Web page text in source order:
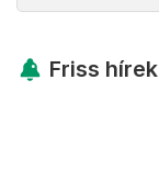
Friss hírek